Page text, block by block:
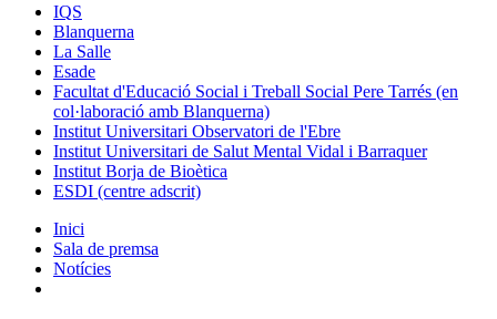
IQS
Blanquerna
La Salle
Esade
Facultat d'Educació Social i Treball Social Pere Tarrés (en
col·laboració amb Blanquerna)
Institut Universitari Observatori de l'Ebre
Institut Universitari de Salut Mental Vidal i Barraquer
Institut Borja de Bioètica
ESDI (centre adscrit)
Inici
Sala de premsa
Notícies